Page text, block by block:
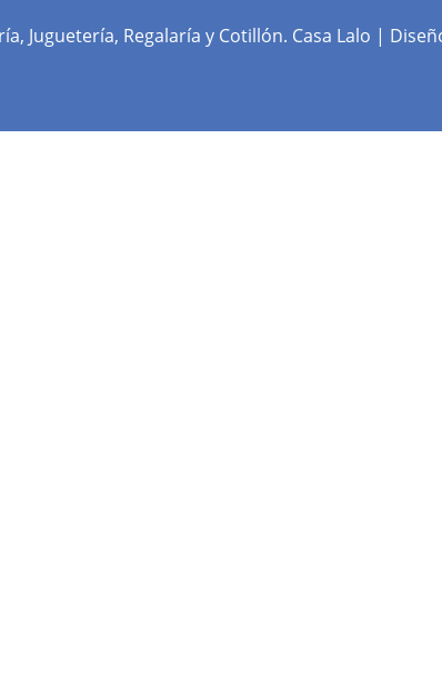
Juguetería, Regalaría y Cotillón. Casa Lalo |